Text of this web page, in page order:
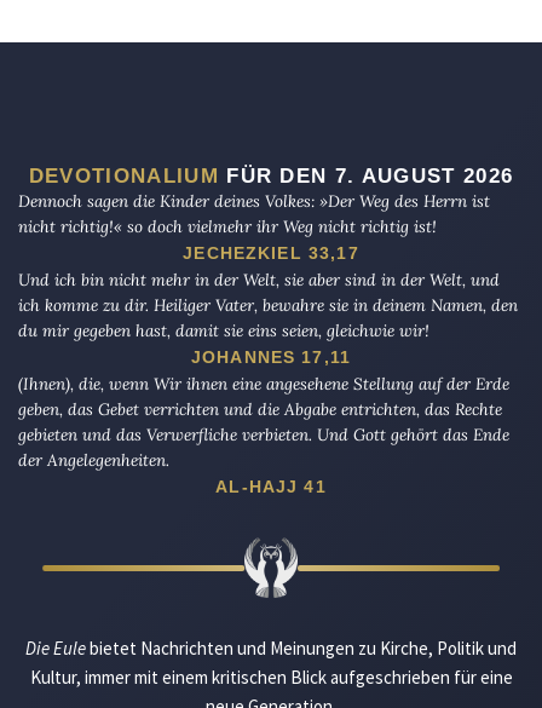
DEVOTIONALIUM FÜR DEN 7. AUGUST 2026
Dennoch sagen die Kinder deines Volkes: »Der Weg des Herrn ist
nicht richtig!« so doch vielmehr ihr Weg nicht richtig ist!
JECHEZKIEL 33,17
Und ich bin nicht mehr in der Welt, sie aber sind in der Welt, und
ich komme zu dir. Heiliger Vater, bewahre sie in deinem Namen, den
du mir gegeben hast, damit sie eins seien, gleichwie wir!
JOHANNES 17,11
(Ihnen), die, wenn Wir ihnen eine angesehene Stellung auf der Erde
geben, das Gebet verrichten und die Abgabe entrichten, das Rechte
gebieten und das Verwerfliche verbieten. Und Gott gehört das Ende
der Angelegenheiten.
AL-HAJJ 41
Die Eulebietet Nachrichten und Meinungen zu Kirche, Politik und
Kultur, immer mit einem kritischen Blick aufgeschrieben für eine